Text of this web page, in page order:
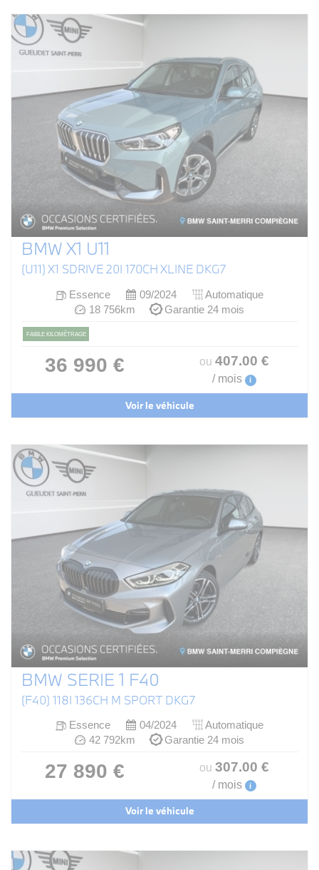
BMW X1 U11
(U11) X1 SDRIVE 20I 170CH XLINE DKG7
Essence 09/2024
Automatique
18 756km
Garantie 24 mois
FAIBLE KILOMÉTRAGE
36 990 € ou 407.00 €
/ mois i
Voir le véhicule
BMW SERIE 1 F40
(F40) 118I 136CH M SPORT DKG7
Essence 04/2024
Automatique
42 792km
Garantie 24 mois
27 890 € ou 307.00 €
/ mois i
Voir le véhicule